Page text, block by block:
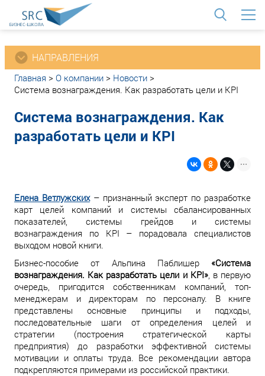
НАПРАВЛЕНИЯ
Главная > О компании > Новости >
Система вознаграждения. Как разработать цели и KPI
Система вознаграждения. Как
разработать цели и KPI
Елена Ветлужских– признанный эксперт по разработке
карт целей компаний и системы сбалансированных
показателей, системы грейдов и системы
вознаграждения по KPI – порадовала специалистов
выходом новой книги.
Бизнес-пособие от Альпина Паблишер «Система
вознаграждения. Как разработать цели и KPI», в первую
очередь, пригодится собственникам компаний, топ-
менеджерам и директорам по персоналу. В книге
представлены основные принципы и подходы,
последовательные шаги от определения целей и
стратегии (построения стратегической карты
предприятия) до разработки эффективной системы
мотивации и оплаты труда. Все рекомендации автора
подкрепляются примерами из российской практики.